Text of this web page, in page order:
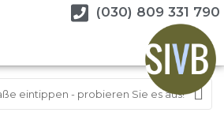
(030) 809 331 790